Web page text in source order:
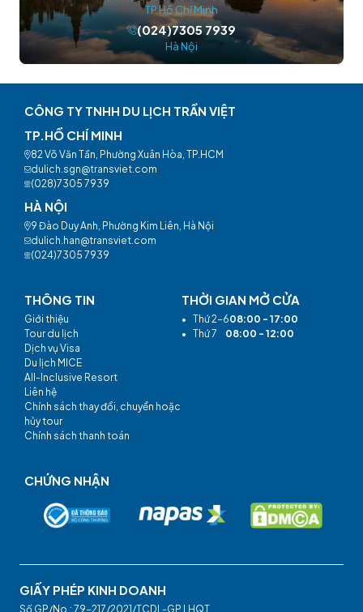
TP.Hồ Chí Minh
(024)7305 7939
Hà Nội
CÔNG TY TNHH DU LỊCH TRẦN VIỆT
TP.HỒ CHÍ MINH
82 Võ Văn Tần, Phường Xuân Hòa, TP.HCM
dulich.sgn@transviet.com
(028)7305 7939
HÀ NỘI
9 Đào Duy Anh, Phường Kim Liên, Hà Nội
dulich.han@transviet.com
(024)7305 7939
THÔNG TIN
Giới thiệu
Tour du lịch
Dịch vụ Visa
Du lịch MICE
All-Inclusive Resort
Liên hệ
Chính sách thay đổi, chuyển hoặc
hủy tour
Chính sách thanh toán
THỜI GIAN MỞ CỬA
• Thứ 2-608:00 - 17:00
• Thứ 7 08:00 - 12:00
CHỨNG NHẬN
GIẤY PHÉP KINH DOANH
Số GP/No.: 79-217/2021/TCDL-GP LHQT